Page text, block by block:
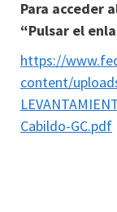
Para acceder
“Pulsar el
https://
content/
Cabildo-GC.pdf